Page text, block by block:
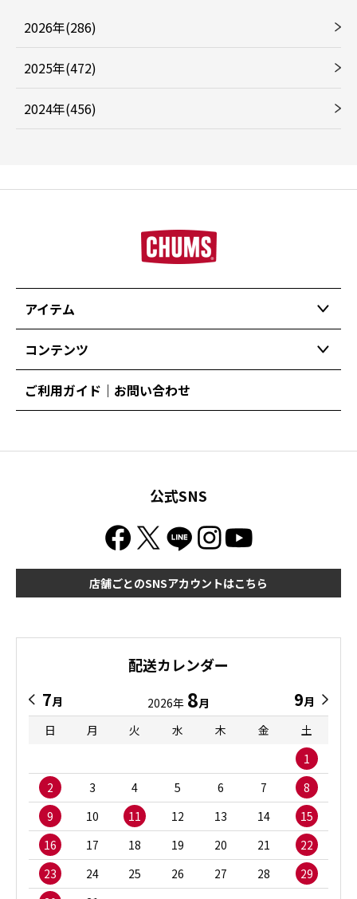
2026年(286)
2025年(472)
2024年(456)
アイテム
コンテンツ
ご利用ガイド｜お問い合わせ
公式SNS
店舗ごとのSNSアカウントはこちら
配送カレンダー
7月 2026年 8月 9月
日
月 火 水 木 金
土
1
2
3 4 5 6 7
8
9
10 11 12 13 14
15
16
17 18 19 20 21
22
23
24 25 26 27 28
29